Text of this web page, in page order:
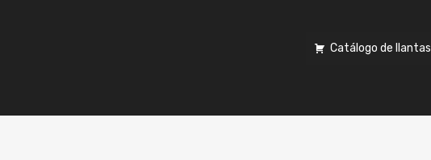
Catálogo de llantas